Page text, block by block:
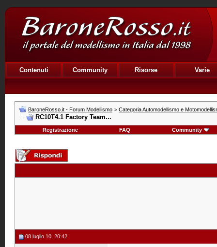
Contenuti Community Risorse Varie
BaroneRosso.it - Forum Modellismo > Categoria Automodellismo e
RC10T4.1 Factory Team...
Registrazione FAQ Community
08 luglio 10, 20:42